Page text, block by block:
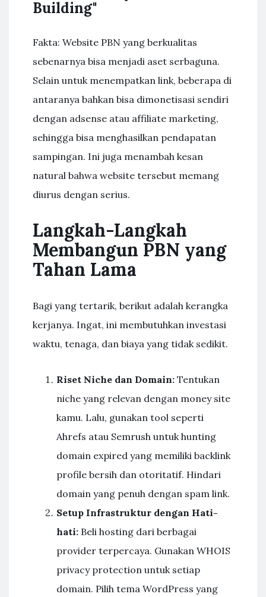
Building"
Fakta: Website PBN yang berkualitas
sebenarnya bisa menjadi aset serbaguna.
Selain untuk menempatkan link, beberapa di
antaranya bahkan bisa dimonetisasi sendiri
dengan adsense atau affiliate marketing,
sehingga bisa menghasilkan pendapatan
sampingan. Ini juga menambah kesan
natural bahwa website tersebut memang
diurus dengan serius.
Langkah-Langkah
Membangun PBN yang
Tahan Lama
Bagi yang tertarik, berikut adalah kerangka
kerjanya. Ingat, ini membutuhkan investasi
waktu, tenaga, dan biaya yang tidak sedikit.
Riset Niche dan Domain: Tentukan
niche yang relevan dengan money site
kamu. Lalu, gunakan tool seperti
Ahrefs atau Semrush untuk hunting
domain expired yang memiliki backlink
profile bersih dan otoritatif. Hindari
domain yang penuh dengan spam link.
Setup Infrastruktur dengan Hati-
hati: Beli hosting dari berbagai
provider terpercaya. Gunakan WHOIS
privacy protection untuk setiap
domain. Pilih tema WordPress yang